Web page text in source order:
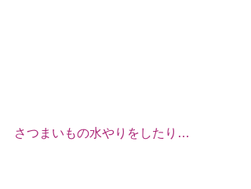
さつまいもの水やりをしたり…